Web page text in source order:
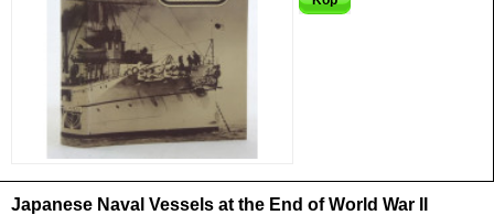
Japanese Naval Vessels at the End of World War II